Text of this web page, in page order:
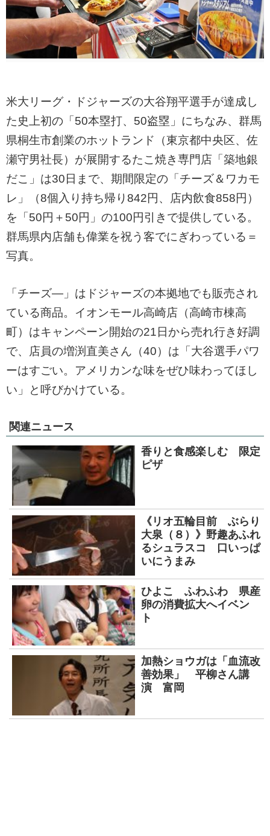
米大リーグ・ドジャーズの大谷翔平選手が達成し
た史上初の「50本塁打、50盗塁」にちなみ、群馬
県桐生市創業のホットランド（東京都中央区、佐
瀬守男社長）が展開するたこ焼き専門店「築地銀
だこ」は30日まで、期間限定の「チーズ＆ワカモ
レ」（8個入り持ち帰り842円、店内飲食858円）
を「50円＋50円」の100円引きで提供している。
群馬県内店舗も偉業を祝う客でにぎわっている＝
写真。
「チーズ―」はドジャーズの本拠地でも販売され
ている商品。イオンモール高崎店（高崎市棟高
町）はキャンペーン開始の21日から売れ行き好調
で、店員の増渕直美さん（40）は「大谷選手パワ
ーはすごい。アメリカンな味をぜひ味わってほし
い」と呼びかけている。
関連ニュース
香りと食感楽しむ 限定
ピザ
《リオ五輪目前 ぶらり
大泉（８）》野趣あふれ
るシュラスコ 口いっぱ
いにうまみ
ひよこ ふわふわ 県産
卵の消費拡大へイベン
ト
加熱ショウガは「血流改
善効果」 平柳さん講
演 富岡